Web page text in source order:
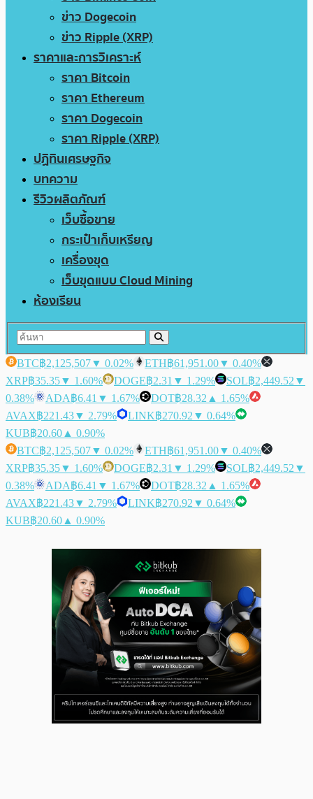
ข่าว Dogecoin
ข่าว Ripple (XRP)
ราคาและการวิเคราะห์
ราคา Bitcoin
ราคา Ethereum
ราคา Dogecoin
ราคา Ripple (XRP)
ปฏิทินเศรษฐกิจ
บทความ
รีวิวผลิตภัณฑ์
เว็บซื้อขาย
กระเป๋าเก็บเหรียญ
เครื่องขุด
เว็บขุดแบบ Cloud Mining
ห้องเรียน
BTC฿2,125,507▼ 0.02% ETH฿61,951.00▼ 0.40%
XRP฿35.35▼ 1.60% DOGE฿2.31 ▼ 1.29% SOL฿2,449.52 ▼
0.38%
ADA฿6.41 ▼ 1.67% DOT฿28.32 ▲ 1.65%
AVAX฿221.43▼ 2.79% LINK฿270.92 ▼ 0.64%
KUB฿20.60 ▲ 0.90%
BTC฿2,125,507▼ 0.02% ETH฿61,951.00▼ 0.40%
XRP฿35.35▼ 1.60% DOGE฿2.31 ▼ 1.29% SOL฿2,449.52 ▼
0.38%
ADA฿6.41 ▼ 1.67% DOT฿28.32 ▲ 1.65%
AVAX฿221.43▼ 2.79% LINK฿270.92 ▼ 0.64%
KUB฿20.60 ▲ 0.90%